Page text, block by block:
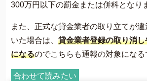
300万円以下の罰金または併科となり
また、正式な貸金業者の取り立てが
いた場合は、 貸金業者登録の取り消
になるのでこちらも通報の対象になる
合わせて読みたい